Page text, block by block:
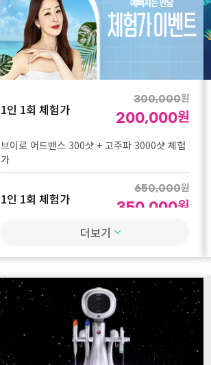
1인 1회 체험가
300,000원
200,000원
브이로 어드밴스 300샷 + 고주파 3000샷 체험
가
1인 1회 체험가
650,000원
350,000원
힐로웨이브 2cc 체험가
1인 1회 체험가
원
670,000원
레디어스 1실린지 체험가
1인 1회 체험가
380,000 원
더보기